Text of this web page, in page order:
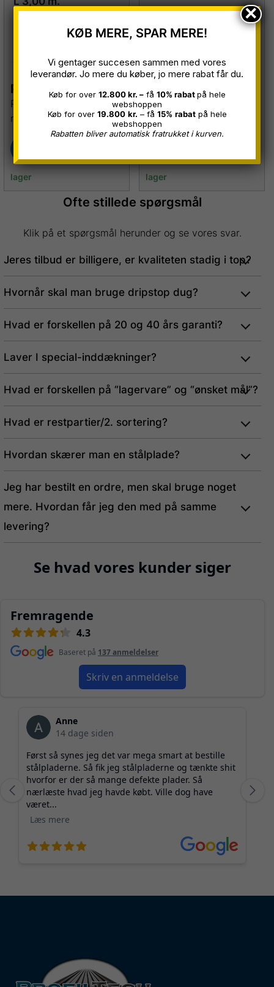
Pr. stk. 279,00kr.
Prisen er inkl. skruer og
moms
lager
Pr. stk.55,00
Prisen er inkl. skruer og
moms
lager
Ofte stillede spørgsmål
Klik på et spørgsmål herunder og se vores svar.
Jeres tilbud er billigere, er kvaliteten stadig i top?
Hvornår skal man bruge dripstop dug?
Hvad er forskellen på 20 og 40 års garanti?
Laver I special-inddækninger?
Hvad er forskellen på “lagervare” og “ønsket mål”?
Hvad er restpartier/2. sortering?
Hvordan skærer man en stålplade?
Jeg har bestilt en ordre, men skal bruge noget
mere. Hvordan får jeg den med på samme
levering?
KØB MERE, SPAR MERE!
Vi gentager succesen sammen med vores
leverandør. Jo mere du køber, jo mere rabat får du.
Køb for over 12.800 kr. –få 10% rabatpå hele
webshoppen
Køb for over 19.800 kr. – få 15% rabatpå hele
webshoppen
Rabatten bliver automatisk fratrukket i kurven.
×